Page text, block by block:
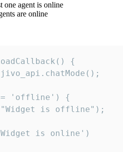
one agent is online
are online
{
'offline') {
is offline");
is online')